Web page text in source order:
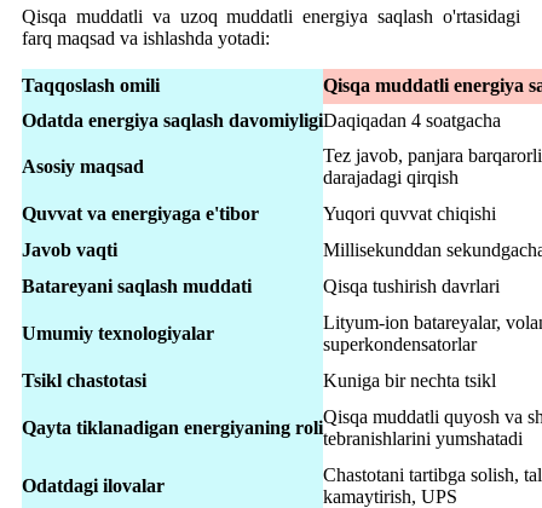
Qisqa muddatli va uzoq muddatli energiya saqlash o'rtasidagi
farq maqsad va ishlashda yotadi:
Taqqoslash omili
Qisqa muddatli energiya
Odatda energiya saqlash davomiyligiDaqiqadan 4 soatgacha
Asosiy maqsad
Tez javob, panjara
darajadagi qirqish
Quvvat va energiyaga e'tibor
Yuqori quvvat chiqishi
Javob vaqti
Millisekunddan
Batareyani saqlash muddati
Qisqa tushirish davrlari
Umumiy texnologiyalar
Lityum-ion batareyalar,
superkondensatorlar
Tsikl chastotasi
Kuniga bir nechta tsikl
Qayta tiklanadigan energiyaning roli
Qisqa muddatli quyosh va
tebranishlarini yumshatadi
Odatdagi ilovalar
Chastotani tartibga solish,
kamaytirish, UPS